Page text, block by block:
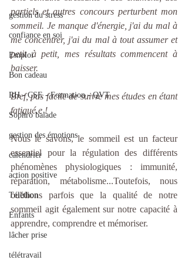
gestion du stress
confiance en soi
Emploi
Bon cadeau
RH - CSE - Formation - QVT
Sophro balade
gestion des émotions
calendrier
action positive
Téléthon
Enfants
lâcher prise
télétravail
partiels et autres concours perturbent mon
sommeil. Je manque d'énergie, j'ai du mal à
me concentrer, j'ai du mal à tout assumer et
petit à petit, mes résultats commencent à
baisser.
Bref, pas facile de suivre mes études en étant
fatigué.e !
Nous le savons, le sommeil est un facteur
essentiel pour la régulation des différents
phénomènes physiologiques : immunité,
réparation, métabolisme...Toutefois, nous
oublions parfois que la qualité de notre
sommeil agit également sur notre capacité à
apprendre, comprendre et mémoriser.